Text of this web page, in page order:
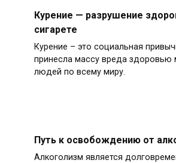
Курение — разрушение
сигарете
Курение – это социальная
принесла массу вреда здоровью
людей по всему миру.
Путь к освобождению от
Алкоголизм является